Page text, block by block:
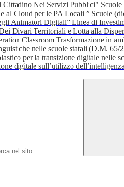
Cittadino Nei Servizi Pubblici" Scuole
al Cloud per le PA Locali ” Scuole
Animatori Digitali” Linea di
Divari Territoriali e Lotta alla
Classroom Trasformazione in
nelle scuole statali (D.M. 65/
per la transizione digitale nelle
digitale sull’utilizzo